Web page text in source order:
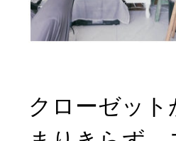
クローゼッ